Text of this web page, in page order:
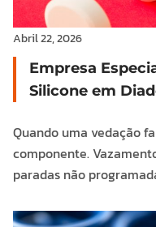
Abril 22, 2026
Empresa
Silicone em
Quando uma vedação
componente.
paradas não